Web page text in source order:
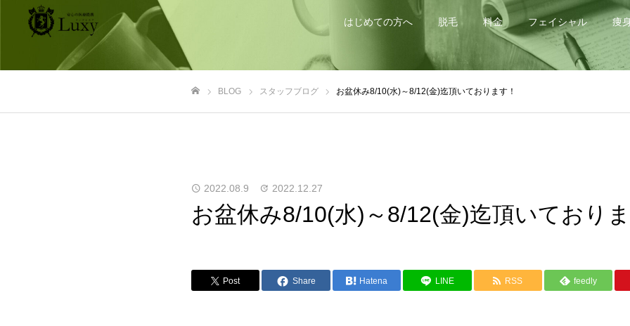
はじめての方へ 脱毛 料金 フェイシャル 痩
BLOG スタッフブログ お盆休み8/10(水)～8/12(金)迄頂いております！
2022.08.9 2022.12.27
お盆休み8/10(水)～8/12(金)迄頂いておりま
Post Share Hatena LINE RSS feedly